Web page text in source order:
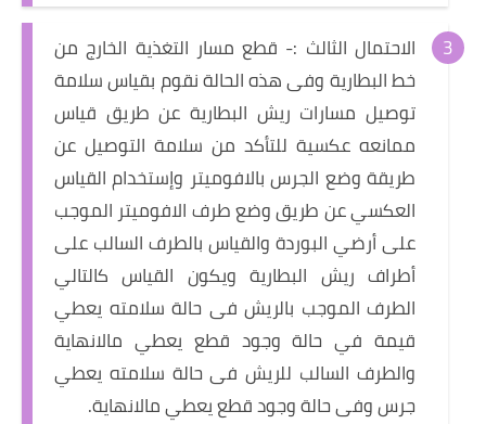
الاحتمال الثالث :- قطع مسار التغذية الخارج من
خط البطارية وفى هذه الحالة نقوم بقياس سلامة
توصيل مسارات ريش البطارية عن طريق قياس
ممانعه عكسية للتأكد من سلامة التوصيل عن
طريقة وضع الجرس بالافوميتر وإستخدام القياس
العكسي عن طريق وضع طرف الافوميتر الموجب
على أرضي البوردة والقياس بالطرف السالب على
أطراف ريش البطارية ويكون القياس كالتالي
الطرف الموجب بالريش فى حالة سلامته يعطي
قيمة في حالة وجود قطع يعطي مالانهاية
والطرف السالب للريش فى حالة سلامته يعطي
جرس وفى حالة وجود قطع يعطي مالانهاية.